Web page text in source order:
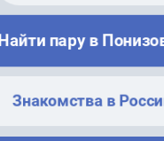
Найти пару в
Знакомства в